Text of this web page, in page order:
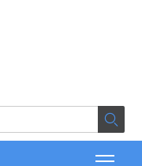
